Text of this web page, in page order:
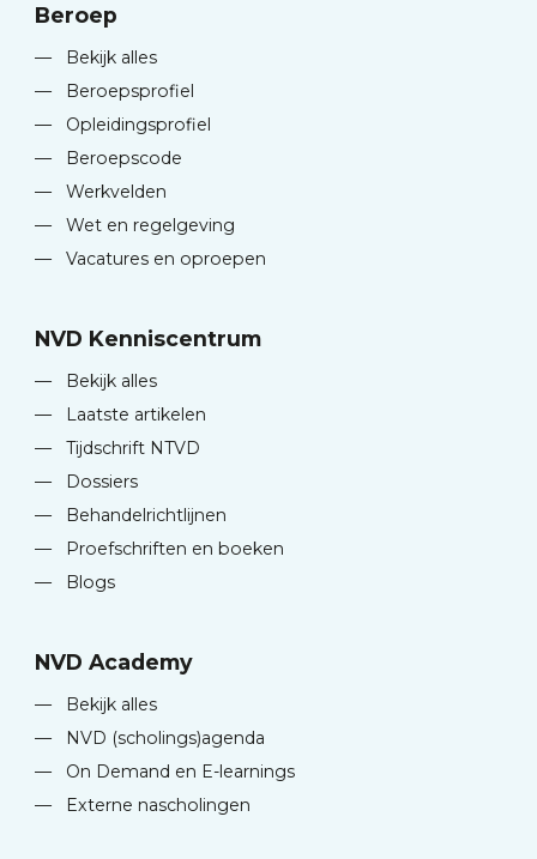
Beroep
—
Bekijk alles
—
Beroepsprofiel
—
Opleidingsprofiel
—
Beroepscode
—
Werkvelden
—
Wet en regelgeving
—
Vacatures en oproepen
NVD Kenniscentrum
—
Bekijk alles
—
Laatste artikelen
—
Tijdschrift NTVD
—
Dossiers
—
Behandelrichtlijnen
—
Proefschriften en boeken
—
Blogs
NVD Academy
—
Bekijk alles
—
NVD (scholings)agenda
—
On Demand en E-learnings
—
Externe nascholingen